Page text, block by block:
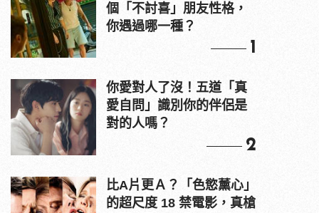
個「不討喜」朋友性格，
你遇過哪一種？
1
你愛對人了沒！五道「真
愛自問」識別你的伴侶是
對的人嗎？
2
比A片更Ａ？「色慾薰心」
的超尺度 18 禁電影，真槍